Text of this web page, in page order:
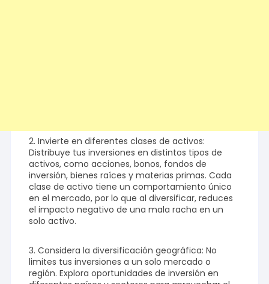
2. Invierte en diferentes clases de activos:
Distribuye tus inversiones en distintos tipos de
activos, como acciones, bonos, fondos de
inversión, bienes raíces y materias primas. Cada
clase de activo tiene un comportamiento único
en el mercado, por lo que al diversificar, reduces
el impacto negativo de una mala racha en un
solo activo.
3. Considera la diversificación geográfica: No
limites tus inversiones a un solo mercado o
región. Explora oportunidades de inversión en